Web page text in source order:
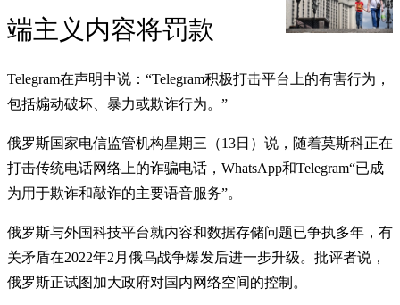
端主义内容将罚款
Telegram在声明中说：“Telegram积极打击平台上的有害行为，
包括煽动破坏、暴力或欺诈行为。”
俄罗斯国家电信监管机构星期三（13日）说，随着莫斯科正在
打击传统电话网络上的诈骗电话，WhatsApp和Telegram“已成
为用于欺诈和敲诈的主要语音服务”。
俄罗斯与外国科技平台就内容和数据存储问题已争执多年，有
关矛盾在2022年2月俄乌战争爆发后进一步升级。批评者说，
俄罗斯正试图加大政府对国内网络空间的控制。